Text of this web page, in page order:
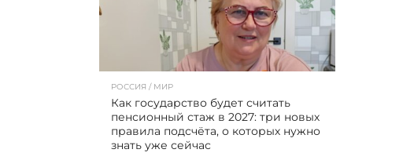
РОССИЯ / МИР
Как государство будет считать
пенсионный стаж в 2027: три новых
правила подсчёта, о которых нужно
знать уже сейчас